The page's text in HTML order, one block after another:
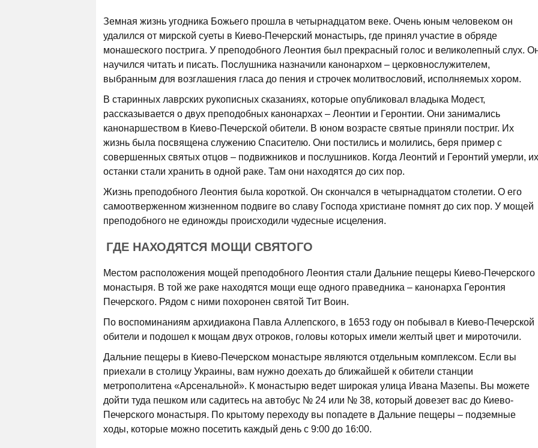
Земная жизнь угодника Божьего прошла в четырнадцатом веке. Очень юным человеком он
удалился от мирской суеты в Киево-Печерский монастырь, где принял участие в обряде
монашеского пострига. У преподобного Леонтия был прекрасный голос и великолепный слух.
научился читать и писать. Послушника назначили канонархом – церковнослужителем,
выбранным для возглашения гласа до пения и строчек молитвословий, исполняемых хором.
В старинных лаврских рукописных сказаниях, которые опубликовал владыка Модест,
рассказывается о двух преподобных канонархах – Леонтии и Геронтии. Они занимались
канонаршеством в Киево-Печерской обители. В юном возрасте святые приняли постриг. Их
жизнь была посвящена служению Спасителю. Они постились и молились, беря пример с
совершенных святых отцов – подвижников и послушников. Когда Леонтий и Геронтий умерли, их
останки стали хранить в одной раке. Там они находятся до сих пор.
Жизнь преподобного Леонтия была короткой. Он скончался в четырнадцатом столетии. О его
самоотверженном жизненном подвиге во славу Господа христиане помнят до сих пор. У мощей
преподобного не единожды происходили чудесные исцеления.
ГДЕ НАХОДЯТСЯ МОЩИ СВЯТОГО
Местом расположения мощей преподобного Леонтия стали Дальние пещеры Киево-Печерского
монастыря. В той же раке находятся мощи еще одного праведника – канонарха Геронтия
Печерского. Рядом с ними похоронен святой Тит Воин.
По воспоминаниям архидиакона Павла Аллепского, в 1653 году он побывал в Киево-Печерской
обители и подошел к мощам двух отроков, головы которых имели желтый цвет и мироточили.
Дальние пещеры в Киево-Печерском монастыре являются отдельным комплексом. Если вы
приехали в столицу Украины, вам нужно доехать до ближайшей к обители станции
метрополитена «Арсенальной». К монастырю ведет широкая улица Ивана Мазепы. Вы можете
дойти туда пешком или садитесь на автобус № 24 или № 38, который довезет вас до Киево-
Печерского монастыря. По крытому переходу вы попадете в Дальние пещеры – подземные
ходы, которые можно посетить каждый день с 9:00 до 16:00.